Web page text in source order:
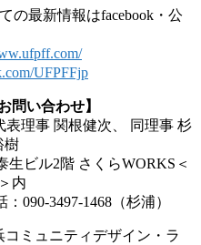
の最新情報はfacebook・公
UFPFFjp
問い合わせ】
理事 関根健次、 同理事 杉
樹
生ビル2階 さくらWORKS＜
内
090-3497-1468（杉浦）
ミュニティデザイン・ラ